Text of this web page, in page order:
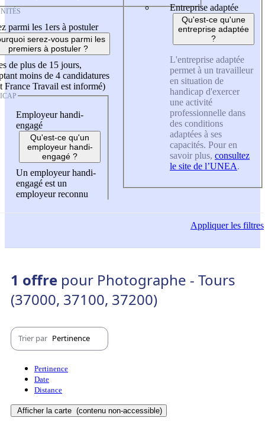
parmi les 1ers à postuler
serez-vous parmi les
premiers à postuler ?
de plus de 15 jours,
moins de 4 candidatures
France Travail est informé)
Employeur handi-
engagé
Qu'est-ce qu'un
employeur handi-
engagé ?
Un employeur handi-
engagé est un
employeur reconnu
Entreprise adaptée
Qu'est-ce qu'une
entreprise adaptée
?
L'entreprise adaptée
permet à un travailleur
en situation de
handicap d'exercer
une activité
professionnelle dans
des conditions
adaptées à ses
capacités. Pour en
savoir plus, consultez
le site de l’UNEA.
Appliquerles filtres
1 offre pour Photographe - Tours
(37000, 37100, 37200)
Trier par Pertinence
Pertinence
Date
Distance
Afficher la carte (contenu non-accessible)